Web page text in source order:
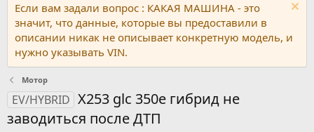
Если вам задали вопрос : КАКАЯ МАШИНА - это
значит, что данные, которые вы предоставили в
описании никак не описывает конкретную модель, и
нужно указывать VIN.
Мотор
EV/HYBRID X253 glc 350e гибрид не
заводиться после ДТП